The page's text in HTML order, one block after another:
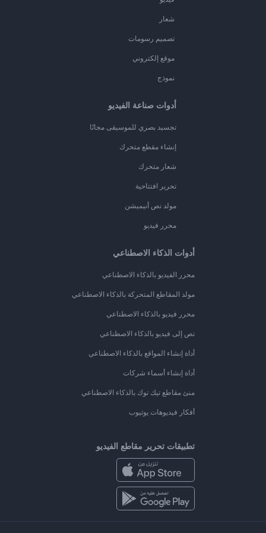
شعار
تصميم رسومات
موقع إلكتروني
نموذج
أدوات صناعة الفيديو
تجسيد بصري للموسيقى مجانًا
إنشاء مقطع متحرك
شعار متحرك
تحرير افتتاحية
مولد نص أنيميشن
محرر فيديو
أدوات الذكاء الاصطناعي
محرر الفيديو بالذكاء الاصطناعي
مولد المقاطع المتحركة بالذكاء الاصطناعي
محرر فيديو بالذكاء الاصطناعي
نص إلى فيديو بالذكاء الاصطناعي
أداة إنشاء المواقع بالذكاء الاصطناعي
أداة إنشاء أسماء شركات
منئ مقاطع تيك توك بالذكاء الاصطناعي
أفكار فيديوهات يوتيوب
تطبيقات تحرير مقاطع الفيديو